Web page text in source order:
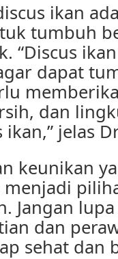
ikan
tumbuh
“Discus
dapat
dan
jelas
keunikan
Jangan
dan
sehat dan